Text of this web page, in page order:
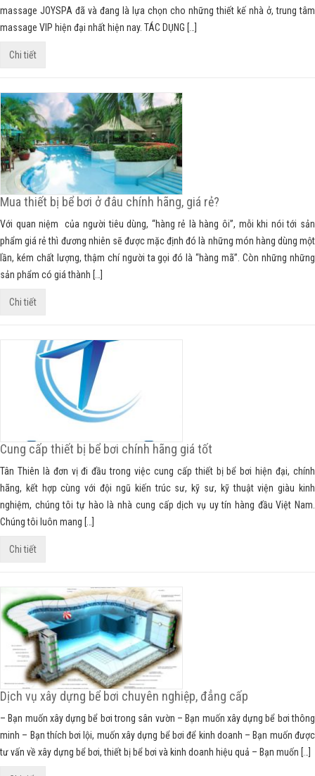
massage JOYSPA đã và đang là lựa chọn cho những thiết kế nhà ở, trung tâm
massage VIP hiện đại nhất hiện nay. TÁC DỤNG […]
Chi tiết
Mua thiết bị bể bơi ở đâu chính hãng, giá rẻ?
Với quan niệm của người tiêu dùng, “hàng rẻ là hàng ôi”, mỗi khi nói tới sản
phẩm giá rẻ thì đương nhiên sẽ được mặc định đó là những món hàng dùng một
lần, kém chất lượng, thậm chí người ta gọi đó là “hàng mã”. Còn những những
sản phẩm có giá thành […]
Chi tiết
Cung cấp thiết bị bể bơi chính hãng giá tốt
Tân Thiên là đơn vị đi đầu trong việc cung cấp thiết bị bể bơi hiện đại, chính
hãng, kết hợp cùng với đội ngũ kiến trúc sư, kỹ sư, kỹ thuật viện giàu kinh
nghiệm, chúng tôi tự hào là nhà cung cấp dịch vụ uy tín hàng đầu Việt Nam.
Chúng tôi luôn mang […]
Chi tiết
Dịch vụ xây dựng bể bơi chuyên nghiệp, đẳng cấp
– Bạn muốn xây dựng bể bơi trong sân vườn – Bạn muốn xây dựng bể bơi thông
minh – Bạn thích bơi lội, muốn xây dựng bể bơi để kinh doanh – Bạn muốn được
tư vấn về xây dựng bể bơi, thiết bị bể bơi và kinh doanh hiệu quả – Bạn muốn […]